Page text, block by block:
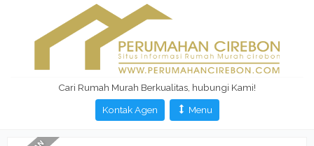
Cari Rumah Murah Berkualitas, hubungi Kami!
Kontak Agen
Menu